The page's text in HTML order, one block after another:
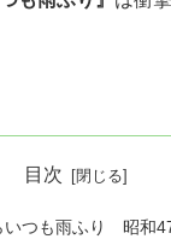
目次
いつも雨ふり 昭和